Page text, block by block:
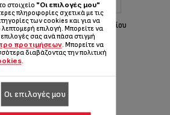
Λήψη εγχειριδίου
στοιχείο "Οι επιλογές μου"
πληροφορίες σχετικά με τις
των cookies και για να
λεπτομερή επιλογή. Μπορείτε να
επιλογές σας ανά πάσα στιγμή
προτιμήσεων. Μπορείτε να
διαβάζοντας την πολιτική
.
Οι επιλογές μου